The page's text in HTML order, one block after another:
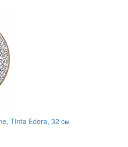
Tinta Edera, 32 cм